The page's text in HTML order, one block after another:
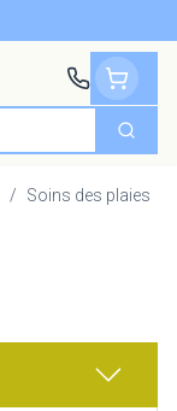
/ Soins des plaies